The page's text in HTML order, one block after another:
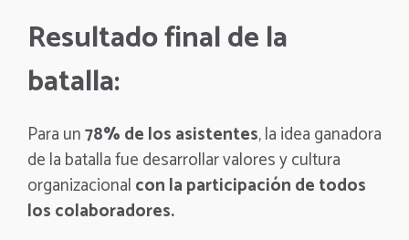
Resultado final de la
batalla:
Para un78% de los asistentes, la idea ganadora
de la batalla fue desarrollar valores y cultura
organizacionalcon la participación de todos
los colaboradores.